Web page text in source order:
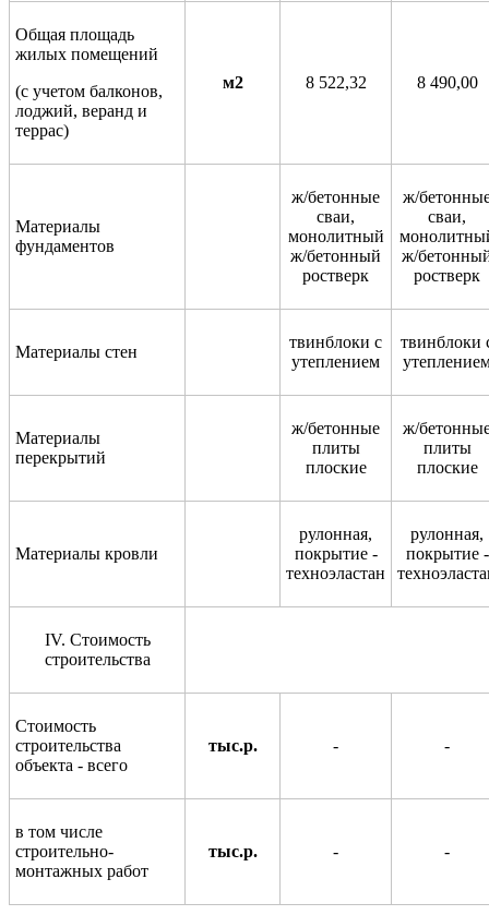
Общая площадь
жилых помещений
(с учетом балконов,
лоджий, веранд и
террас)
м2 8 522,32 8 490,00
Материалы
фундаментов
ж/бетонные
сваи,
монолитный
ж/бетонный
ростверк
ж/
сваи,
ж/
ростверк
Материалы стен
твинблоки с
утеплением
твинблоки
Материалы
перекрытий
ж/бетонные
плиты
плоские
ж/
плиты
плоские
Материалы кровли
рулонная,
покрытие -
техноэластан
рулонная,
покрытие -
IV. Стоимость
строительства
Стоимость
строительства
объекта - всего
тыс.р. - -
в том числе
строительно-
монтажных работ
тыс.р. - -